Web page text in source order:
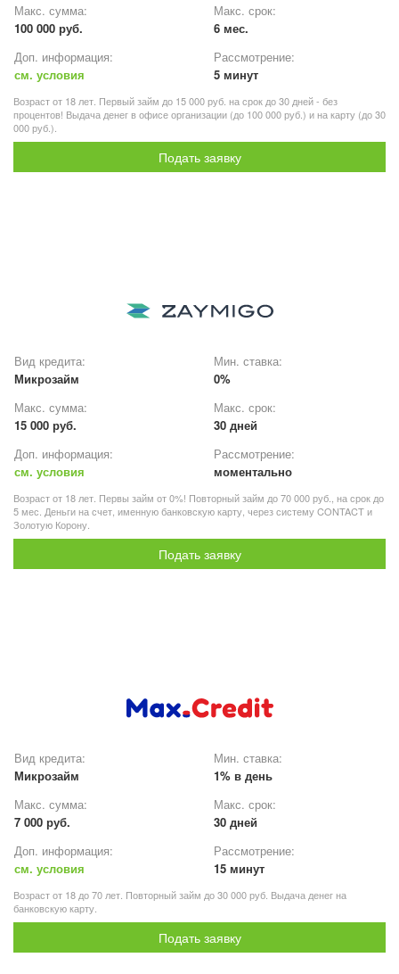
Макс. сумма:
100 000 руб.
Макс. срок:
6 мес.
Доп. информация:
см. условия
Рассмотрение:
5 минут
Возраст от 18 лет. Первый займ до 15 000 руб. на срок до 30 дней - без
процентов! Выдача денег в офисе организации (до 100 000 руб.) и на карту (до 30
000 руб.).
Подать заявку
Вид кредита:
Микрозайм
Мин. ставка:
0%
Макс. сумма:
15 000 руб.
Макс. срок:
30 дней
Доп. информация:
см. условия
Рассмотрение:
моментально
Возраст от 18 лет. Первы займ от 0%! Повторный займ до 70 000 руб., на срок до
5 мес. Деньги на счет, именную банковскую карту, через систему CONTACT и
Золотую Корону.
Подать заявку
Вид кредита:
Микрозайм
Мин. ставка:
1% в день
Макс. сумма:
7 000 руб.
Макс. срок:
30 дней
Доп. информация:
см. условия
Рассмотрение:
15 минут
Возраст от 18 до 70 лет. Повторный займ до 30 000 руб. Выдача денег на
банковскую карту.
Подать заявку